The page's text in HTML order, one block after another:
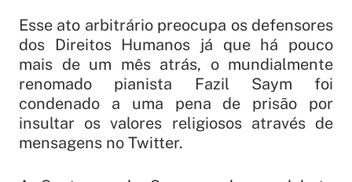
Esse ato arbitrário preocupa os defensores
dos Direitos Humanos já que há pouco
mais de um mês atrás, o mundialmente
renomado pianista Fazil Saym foi
condenado a uma pena de prisão por
insultar os valores religiosos através de
mensagens no Twitter.